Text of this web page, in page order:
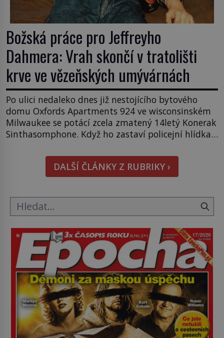
Božská práce pro Jeffreyho
Dahmera: Vrah skončí v tratolišti
krve ve vězeňských umývárnách
Po ulici nedaleko dnes již nestojícího bytového
domu Oxfords Apartments 924 ve wisconsinském
Milwaukee se potácí zcela zmatený 14letý Konerak
Sinthasomphone. Když ho zastaví policejní hlídka,
Strážníci ho dopraví zpět do udaného bytu. Oním
„kamarádem“ je ovšem jeden z nejslavnějších
vrahů, Jeffrey Dahmer (1960–1994). Je 27. května
DALŠÍ ČLÁNKY Z RUBRIKY ›